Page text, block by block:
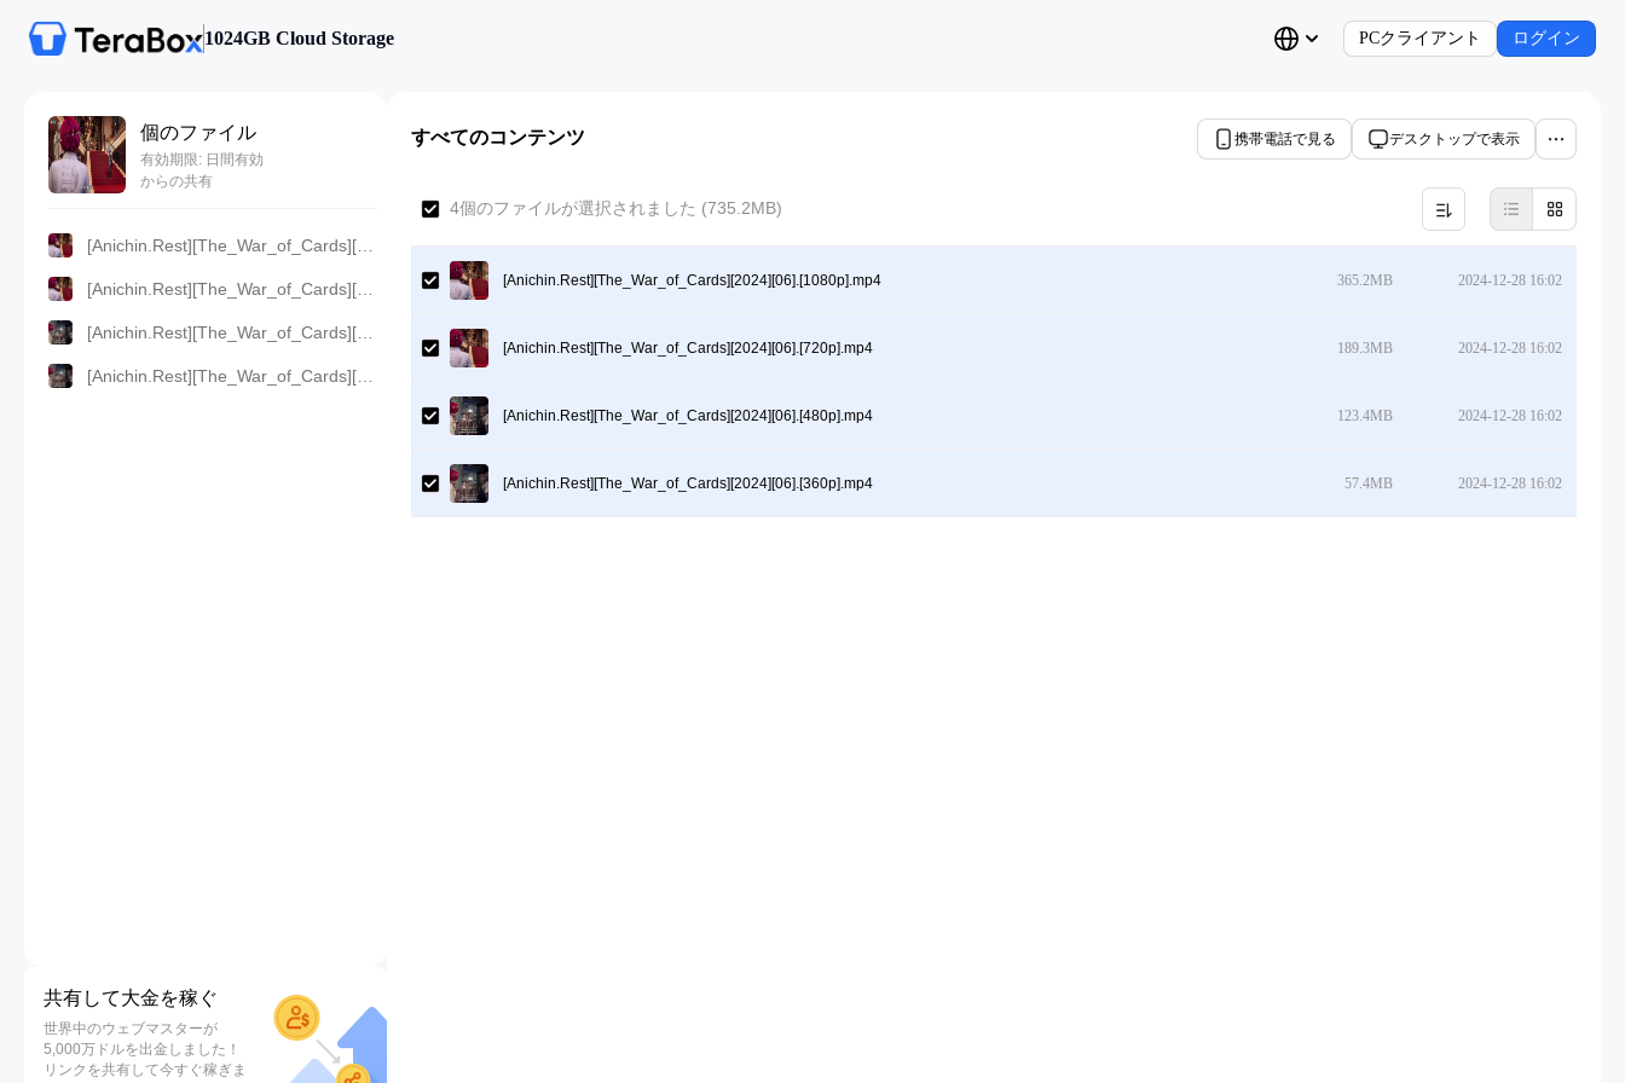
1024GB Cloud Storage PCクライアント ログイン
個のファイル
有効期限: 日間有効
からの共有
共有して大金を稼ぐ
世界中のウェブマスターが
5,000万ドルを出金しました！
リンクを共有して今すぐ稼ぎま
すべてのコンテンツ 携帯電話で見る デスクトップで表示
4個のファイルが選択されました (735.2MB)
[Anichin.Rest][The_War_of_Cards][2024][06].[1080p].mp4 365.2MB 2024-12-28 16:02
[Anichin.Rest][The_War_of_Cards][2024][06].[720p].mp4 189.3MB 2024-12-28 16:02
[Anichin.Rest][The_War_of_Cards][2024][06].[480p].mp4 123.4MB 2024-12-28 16:02
[Anichin.Rest][The_War_of_Cards][2024][06].[360p].mp4 57.4MB 2024-12-28 16:02